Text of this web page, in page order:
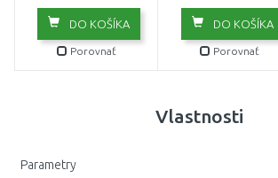
DO KOŠÍKA
Porovnať
DO KOŠÍKA
Porovnať
Vlastnosti
Parametry